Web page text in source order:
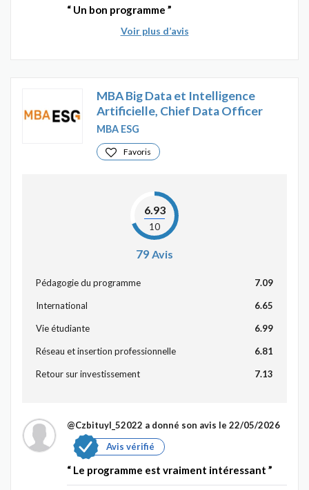
Un bon programme
Voir plus d’avis
MBA Big Data et Intelligence
Artificielle, Chief Data Officer
MBA ESG
Favoris
6.93
10
79 Avis
Pédagogie du programme 7.09
International 6.65
Vie étudiante 6.99
Réseau et insertion professionnelle 6.81
Retour sur investissement 7.13
@Czbituyl_52022 a donné son avis le 22/05/2026
Avis vérifié
Le programme est vraiment intéressant